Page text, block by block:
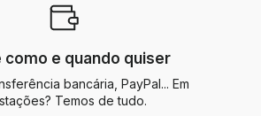
como e quando quiser
bancária, PayPal... Em
Temos de tudo.